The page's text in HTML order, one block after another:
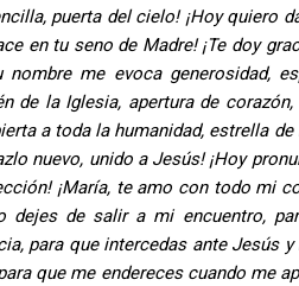
puerta del cielo! ¡Hoy quiero
en tu seno de Madre! ¡Te doy
me evoca generosidad,
de la Iglesia, apertura de
a toda la humanidad, estrella
nuevo, unido a Jesús! ¡Hoy
¡María, te amo con todo mi
dejes de salir a mi encuentro,
para que intercedas ante Jesús
que me endereces cuando me